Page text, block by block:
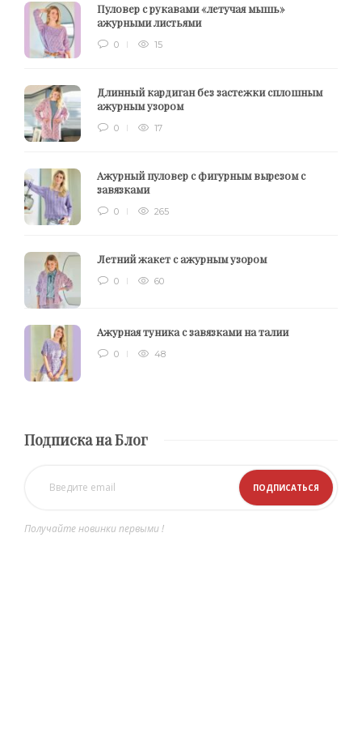
Пуловер с рукавами «летучая мышь»
ажурными листьями
0 15
Длинный кардиган без застежки сплошным
ажурным узором
0 17
Ажурный пуловер с фигурным вырезом с
завязками
0 265
Летний жакет с ажурным узором
0 60
Ажурная туника с завязками на талии
0 48
Подписка на Блог
Получайте новинки первыми !